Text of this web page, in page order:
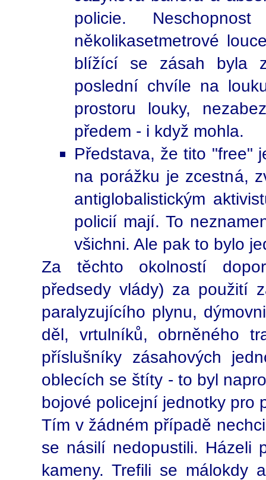
policie.
několikasetmetrové
blížící se zásah byla
poslední chvíle na
prostoru louky,
předem - i když mohla.
Představa, že tito "free"
na porážku je zcestná,
antiglobalistickým
policií mají. To
všichni. Ale pak to bylo
Za těchto okolností
předsedy vlády) za použití
paralyzujícího plynu,
děl, vrtulníků, obrněného
příslušníky zásahových
oblecích se štíty - to byl
bojové policejní jednotky pro
Tím v žádném případě
se násilí nedopustili. Házeli
kameny. Trefili se málokdy